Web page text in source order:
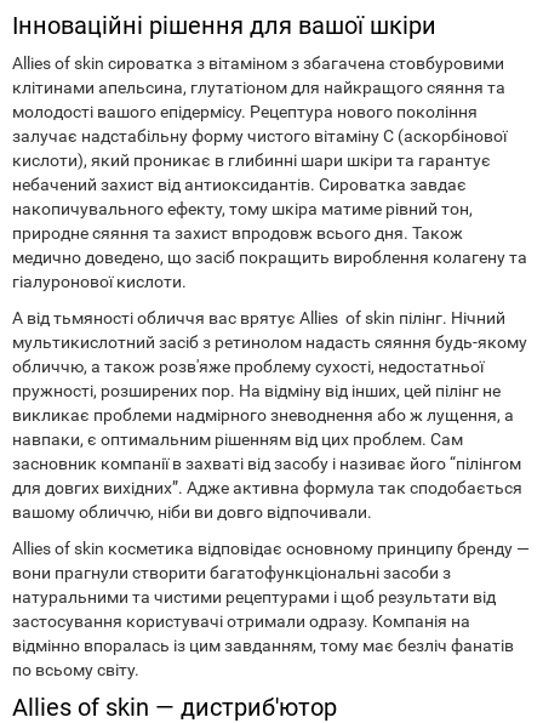
Інноваційні рішення для вашої шкіри
Allies of skin сироватка з вітаміном з збагачена стовбуровими
клітинами апельсина, глутатіоном для найкращого сяяння та
молодості вашого епідермісу. Рецептура нового покоління
залучає надстабільну форму чистого вітаміну С (аскорбінової
кислоти), який проникає в глибинні шари шкіри та гарантує
небачений захист від антиоксидантів. Сироватка завдає
накопичувального ефекту, тому шкіра матиме рівний тон,
природне сяяння та захист впродовж всього дня. Також
медично доведено, що засіб покращить вироблення колагену та
гіалуронової кислоти.
А від тьмяності обличчя вас врятує Allies of skin пілінг. Нічний
мультикислотний засіб з ретинолом надасть сяяння будь-якому
обличчю, а також розв'яже проблему сухості, недостатньої
пружності, розширених пор. На відміну від інших, цей пілінг не
викликає проблеми надмірного зневоднення або ж лущення, а
навпаки, є оптимальним рішенням від цих проблем. Сам
засновник компанії в захваті від засобу і називає його “пілінгом
для довгих вихідних”. Адже активна формула так сподобається
вашому обличчю, ніби ви довго відпочивали.
Allies of skin косметика відповідає основному принципу бренду —
вони прагнули створити багатофункціональні засоби з
натуральними та чистими рецептурами і щоб результати від
застосування користувачі отримали одразу. Компанія на
відмінно впоралась із цим завданням, тому має безліч фанатів
по всьому світу.
Allies of skin — дистриб'ютор